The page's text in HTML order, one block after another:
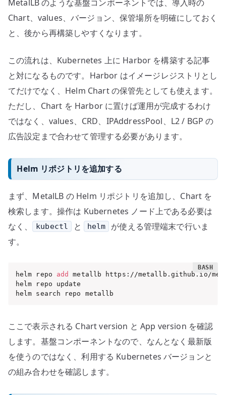
MetalLB のような基盤コンポーネントでは、導入時の
Chart、values、バージョン、保管場所を明確にしておく
と、後から再構築しやすくなります。
この流れは、Kubernetes 上に Harbor を構築する記事
と対になるものです。Harbor はイメージレジストリとし
てだけでなく、Helm Chart の保管先としても使えます。
ただし、Chart を Harbor に置けば運用が完成するわけ
ではなく、values、CRD、IPAddressPool、L2 / BGP の
広告設定まで合わせて管理する必要があります。
Helm リポジトリを追加する
まず、MetalLB の Helm リポジトリを追加し、Chart を
検索します。操作は Kubernetes ノード上である必要は
なく、
kubectl と helm
が使える管理端末で行いま
す。
helm repo add
metallb https://metallb.github.io/
helm repo update
helm search repo metallb
ここで表示される Chart version と App version を確認
します。基盤コンポーネントなので、なんとなく最新版
を使うのではなく、利用する Kubernetes バージョンと
の組み合わせを確認します。